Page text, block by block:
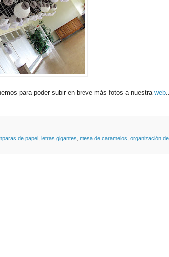
para poder subir en breve más fotos a nuestra web
de papel letras gigantes mesa de caramelos organización de